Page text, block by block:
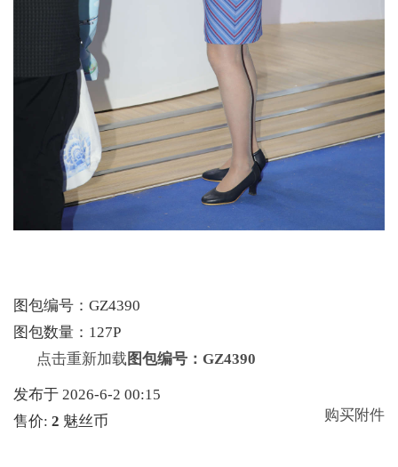
图包编号：GZ4390
图包数量：127P
点击重新加载 图包编号：GZ4390
发布于 2026-6-2 00:15
售价: 2 魅丝币 购买附件